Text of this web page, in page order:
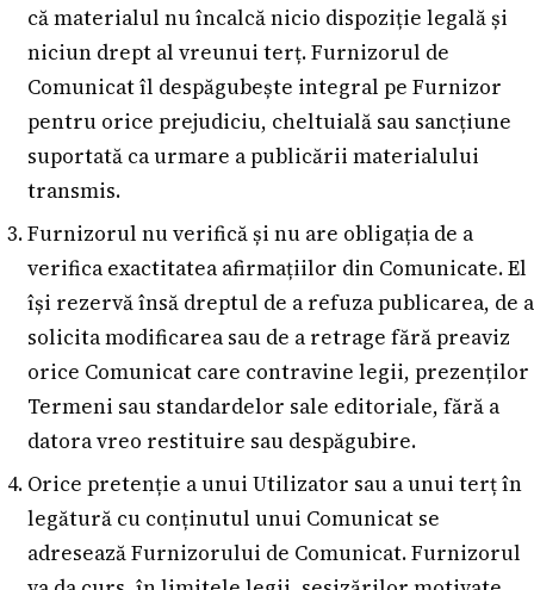
că materialul nu încalcă nicio dispoziție legală și
niciun drept al vreunui terț. Furnizorul de
Comunicat îl despăgubește integral pe Furnizor
pentru orice prejudiciu, cheltuială sau sancțiune
suportată ca urmare a publicării materialului
transmis.
Furnizorul nu verifică și nu are obligația de a
verifica exactitatea afirmațiilor din Comunicate. El
își rezervă însă dreptul de a refuza publicarea, de a
solicita modificarea sau de a retrage fără preaviz
orice Comunicat care contravine legii, prezenților
Termeni sau standardelor sale editoriale, fără a
datora vreo restituire sau despăgubire.
Orice pretenție a unui Utilizator sau a unui terț în
legătură cu conținutul unui Comunicat se
adresează Furnizorului de Comunicat. Furnizorul